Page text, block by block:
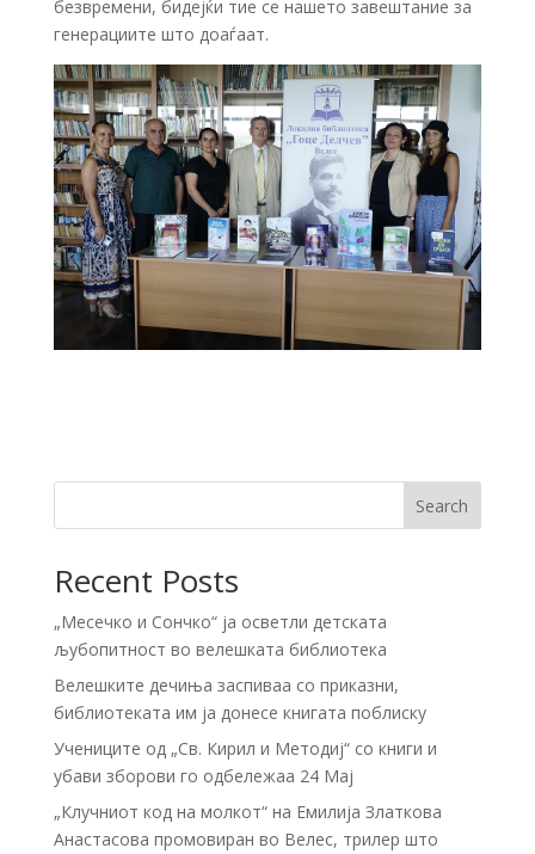
безвремени, бидејќи тие се нашето завештание за
генерациите што доаѓаат.
Search
Recent Posts
„Месечко и Сончко“ ја осветли детската
љубопитност во велешката библиотека
Велешките дечиња заспиваа со приказни,
библиотеката им ја донесе книгата поблиску
Учениците од „Св. Кирил и Методиј“ со книги и
убави зборови го одбележаа 24 Мај
„Клучниот код на молкот“ на Емилија Златкова
Анастасова промовиран во Велес, трилер што